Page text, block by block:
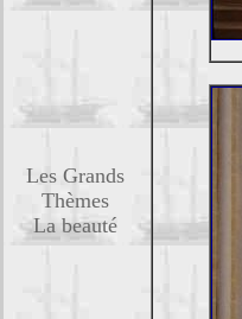
Les Grands
Thèmes
La beauté